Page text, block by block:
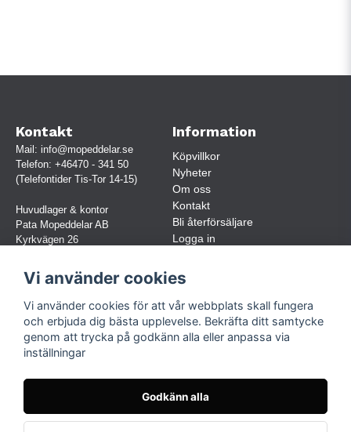
Kontakt
Mail: info@mopeddelar.se
Telefon: +46470 - 341 50
(Telefontider Tis-Tor 14-15)
Huvudlager & kontor
Pata Mopeddelar AB
Kyrkvägen 26
(OBS. Endast förbokade besök)
Org.nr:
559030-5248
Jur. namn: Pata Mopeddelar AB
Information
Köpvillkor
Nyheter
Om oss
Kontakt
Bli återförsäljare
Logga in
Följ oss
TikTok
Vi använder cookies
Vi använder cookies för att vår webbplats skall fungera
och erbjuda dig bästa upplevelse. Bekräfta ditt samtycke
genom att trycka på godkänn alla eller anpassa via
inställningar
Godkänn alla